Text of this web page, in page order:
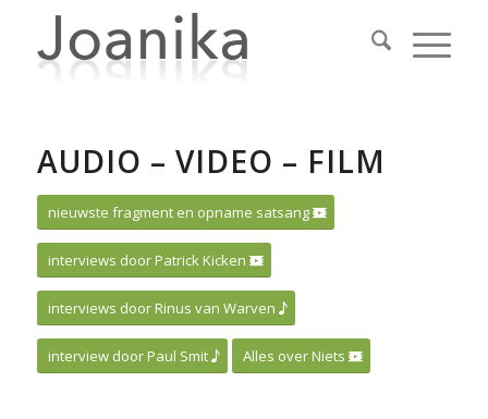
AUDIO – VIDEO – FILM
nieuwste fragment en opname satsang
interviews door Patrick Kicken
interviews door Rinus van Warven
interview door Paul Smit Alles over Niets